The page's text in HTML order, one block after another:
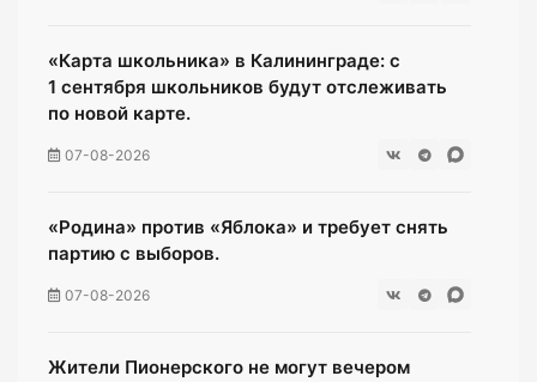
«Карта школьника» в Калининграде: с
1 сентября школьников будут отслеживать
по новой карте.
07-08-2026
«Родина» против «Яблока» и требует снять
партию с выборов.
07-08-2026
Жители Пионерского не могут вечером